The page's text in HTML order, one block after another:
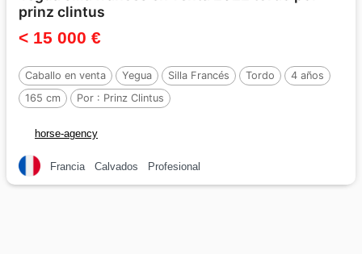
prinz clintus
< 15 000 €
Caballo en venta Yegua Silla Francés Tordo
4 años
165 cm
Por : Prinz Clintus
horse-agency
Francia Calvados Profesional